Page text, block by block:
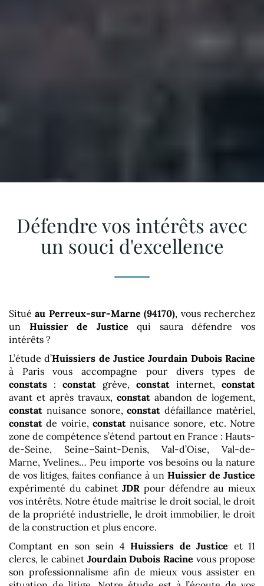
Défendre vos intérêts avec
un souci d'excellence
Situé au Perreux-sur-Marne (94170), vous recherchez
un Huissier de Justice qui saura défendre vos
intérêts ?
L’étude d’Huissiers de Justice Jourdain Dubois Racine
à Paris vous accompagne pour divers types de
constats : constat grève, constat internet, constat
avant et après travaux, constat abandon de logement,
constat nuisance sonore,constat défaillance matériel,
constat de voirie, constatnuisance sonore, etc. Notre
zone de compétence s’étend partout en France : Hauts-
de-Seine, Seine–Saint-Denis, Val-d’Oise, Val-de-
Marne, Yvelines… Peu importe vos besoins ou la nature
de vos litiges, faites confiance à un Huissier de Justice
expérimenté du cabinetJDR pour défendre au mieux
vos intérêts. Notre étude maîtrise le droit social, le droit
de la propriété industrielle, le droit immobilier, le droit
de la construction et plus encore.
Comptant en son sein 4Huissiers de Justice et 11
clercs, le cabinet Jourdain Dubois Racine vous propose
son professionnalisme afin de mieux vous assister en